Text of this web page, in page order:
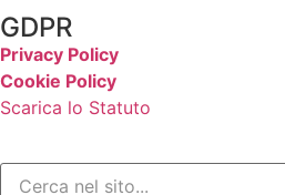
GDPR
Privacy Policy
Cookie Policy
Scarica lo Statuto